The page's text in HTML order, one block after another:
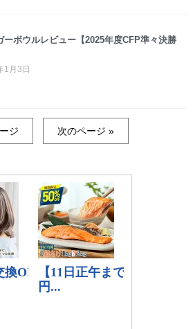
ーボウルレビュー【2025年度CFP準々決勝
1月3日
ジ 次のページ »